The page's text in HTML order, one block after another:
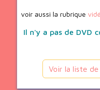
voir aussi la rubrique
Il n'y a pas de DVD
Voir la liste